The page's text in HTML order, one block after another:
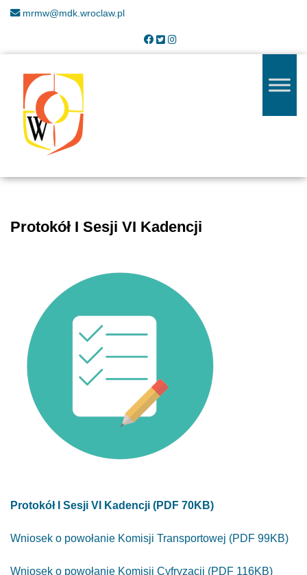
mrmw@mdk.wroclaw.pl
Protokół I Sesji VI Kadencji
Protokół I Sesji VI Kadencji (PDF 70KB)
Wniosek o powołanie Komisji Transportowej (PDF 99KB)
Wniosek o powołanie Komisji Cyfryzacji (PDF 116KB)